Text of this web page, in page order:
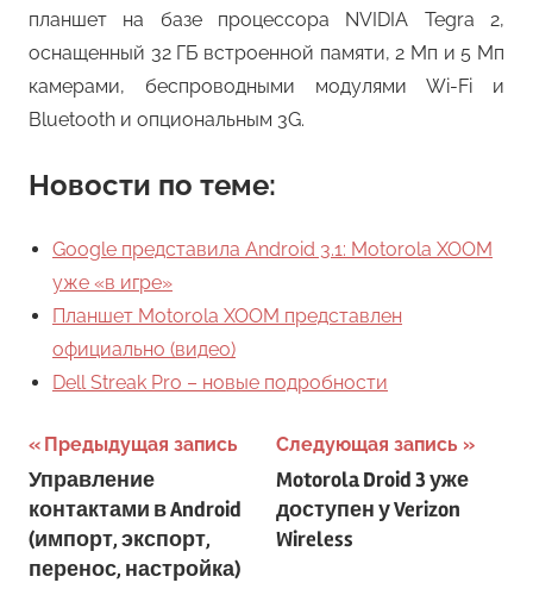
планшет на базе процессора NVIDIA Tegra 2,
оснащенный 32 ГБ встроенной памяти, 2 Мп и 5 Мп
камерами, беспроводными модулями Wi-Fi и
Bluetooth и опциональным 3G.
Новости по теме:
Google представила Android 3.1: Motorola XOOM
уже «в игре»
Планшет Motorola XOOM представлен
официально (видео)
Dell Streak Pro – новые подробности
Навигация
по
записям
Предыдущая запись
Управление
контактами в Android
(импорт, экспорт,
перенос, настройка)
Следующая запись
Motorola Droid 3 уже
доступен у Verizon
Wireless